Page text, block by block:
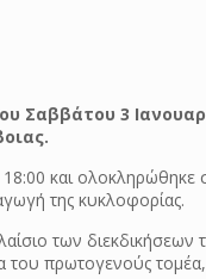
Σαββάτου 3
και
της κυκλοφορίας.
των
του πρωτογενούς